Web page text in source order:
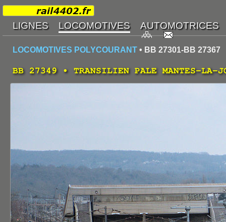
LOCOMOTIVES POLYCOURANT • BB 27301-BB 27367
BB 27349 • TRANSILIEN PALE MANTES-LA-